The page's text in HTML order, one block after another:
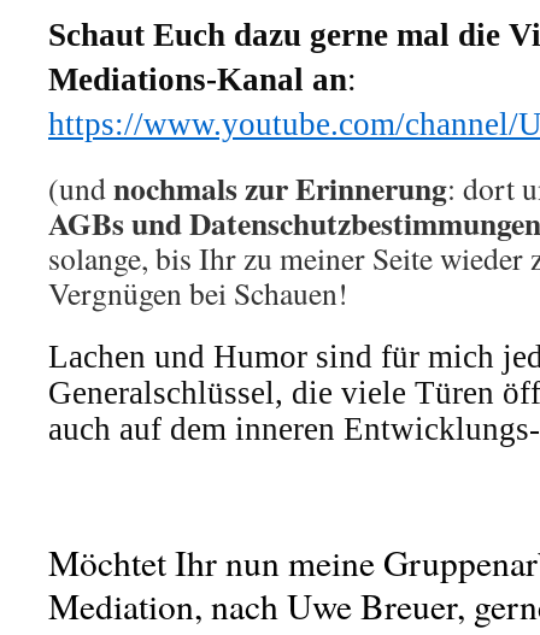
Schaut Euch dazu gerne mal die
Mediations-Kanal an:
https://www.youtube.com/channel/
(undnochmals zur Erinnerung: dort
AGBs und
solange, bis Ihr zu meiner Seite
Vergnügen bei Schauen!
Lachen und Humor sind für mich
Generalschlüssel, die viele Türen
auch auf dem inneren
Möchtet Ihr nun meine
Mediation, nach Uwe Breuer,